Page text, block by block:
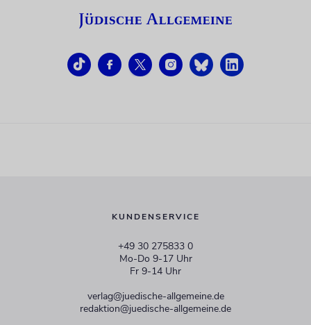
KUNDENSERVICE
+49 30 275833 0
Mo-Do 9-17 Uhr
Fr 9-14 Uhr
verlag@juedische-allgemeine.de
redaktion@juedische-allgemeine.de